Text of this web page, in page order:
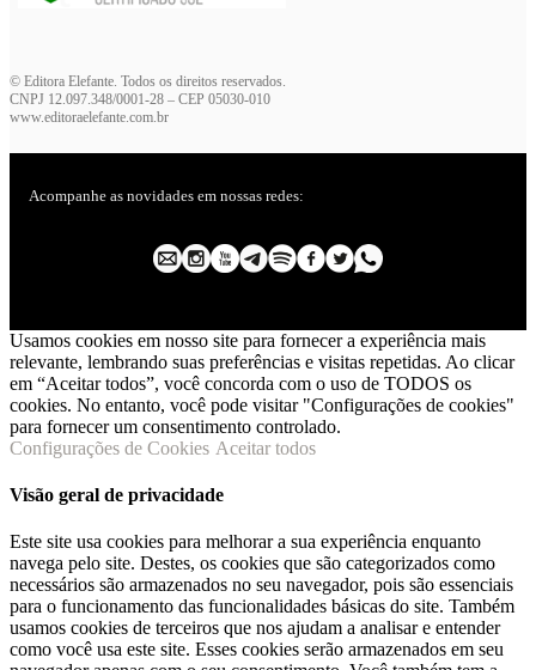
© Editora Elefante. Todos os direitos reservados.
CNPJ 12.097.348/0001-28 – CEP 05030-010
www.editoraelefante.com.br
Acompanhe as novidades em nossas redes:
Usamos cookies em nosso site para fornecer a experiência mais
relevante, lembrando suas preferências e visitas repetidas. Ao clicar
em “Aceitar todos”, você concorda com o uso de TODOS os
cookies. No entanto, você pode visitar "Configurações de cookies"
para fornecer um consentimento controlado.
Configurações de Cookies Aceitar todos
Visão geral de privacidade
Este site usa cookies para melhorar a sua experiência enquanto
navega pelo site. Destes, os cookies que são categorizados como
necessários são armazenados no seu navegador, pois são essenciais
para o funcionamento das funcionalidades básicas do site. Também
usamos cookies de terceiros que nos ajudam a analisar e entender
como você usa este site. Esses cookies serão armazenados em seu